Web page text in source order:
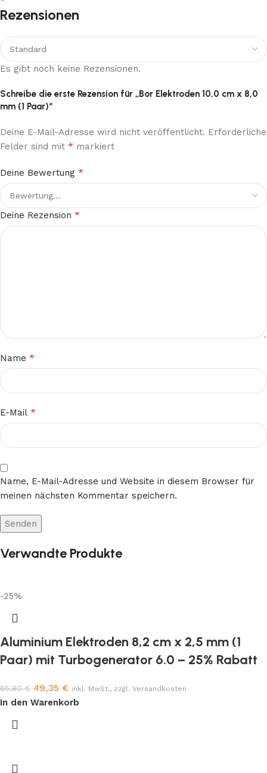
Rezensionen
Es gibt noch keine Rezensionen.
Schreibe die erste Rezension für „Bor Elektroden 10,0 cm x 8,0
mm (1 Paar)“
Deine E-Mail-Adresse wird nicht veröffentlicht. Erforderliche
Felder sind mit * markiert
Deine Bewertung *
Deine Rezension *
Name *
E-Mail *
Name, E-Mail-Adresse und Website in diesem Browser für
meinen nächsten Kommentar speichern.
Verwandte Produkte
-25%
Aluminium Elektroden 8,2 cm x 2,5 mm (1
Paar) mit Turbogenerator 6.0 – 25% Rabatt
65,80€ 49,35 € inkl. MwSt., zzgl. Versandkosten
In den Warenkorb